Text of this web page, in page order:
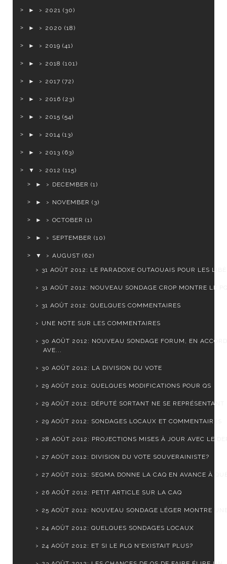
► 2021 (30)
► 2020 (18)
► 2019 (41)
► 2018 (101)
► 2017 (72)
► 2016 (23)
► 2015 (54)
► 2014 (13)
► 2013 (63)
▼ 2012 (115)
►
DECEMBER (1)
► NOVEMBER (3)
► OCTOBER (1)
► SEPTEMBER (10)
▼ AUGUST (62)
31 AOÛT 2012: LE PARADOXE OUTAOUAIS POUR LES
31 AOÛT 2012: NOUVEAU SONDAGE CROP MONTRE LE
31 AOÛT 2012: QUELQUES COMMENTAIRES
UNE NOTE SUR LES COMMENTAIRES
30 AOÛT 2012: NOUVEAU SONDAGE FORUM, EN ACCORD
AVE...
30 AOÛT 2012: LA DIVISION DU VOTE
29 AOÛT 2012: QUELQUES MODIFICATIONS POUR QS
29 AOÛT 2012: DÉPUTÉ SORTANT NE SE REPRÉSENTANT
29 AOÛT 2012: SONDAGES LOCAUX ET COMMENTAIRES
28 AOÛT 2012: PROJECTIONS MISES À JOUR AVEC LE
27 AOÛT 2012: DIVISION DU VOTE SOUVERAINISTE?
27 AOÛT 2012: SEGMA DONNE LA CAQ EN AVANCE À
26 AOÛT 2012: PETIT ARTICLE SUR LA CAQ
25 AOÛT 2012: NOUVEAU SONDAGE LÉGER MONTRE
24 AOÛT 2012: QUELQUES SONDAGES LOCAUX
24 AOÛT 2012: ET SI LE PLQ N'EXISTAIT PLUS?